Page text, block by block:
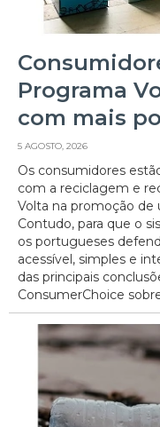
Programa
com mais
5 AGOSTO, 2026
Os consumidores
com a reciclagem e
Volta na promoção de
Contudo, para que o
os portugueses
acessível, simples e
das principais
ConsumerChoice